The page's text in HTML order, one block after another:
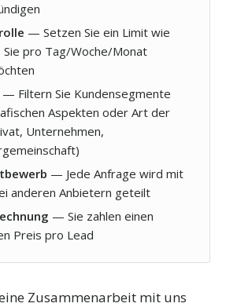
— Setzen Sie ein Limit wie
Sie pro Tag/Woche/Monat
— Filtern Sie Kundensegmente
Aspekten oder Art der
Unternehmen,
— Jede Anfrage wird mit
anderen Anbietern geteilt
— Sie zahlen einen
Preis pro Lead
Zusammenarbeit mit uns